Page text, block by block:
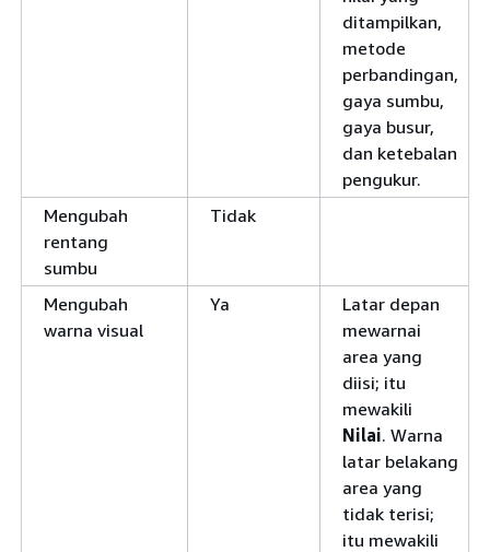
ditampilkan,
metode
perbandingan,
gaya sumbu,
gaya busur,
dan ketebalan
pengukur.
Mengubah
rentang
sumbu
Tidak
Mengubah
warna visual
Ya
Latar depan
mewarnai
area yang
diisi; itu
mewakili
Nilai. Warna
latar belakang
area yang
tidak terisi;
itu mewakili